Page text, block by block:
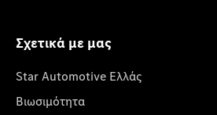
Σχετικά με μας
Star Automotive Ελλάς
Βιωσιμότητα